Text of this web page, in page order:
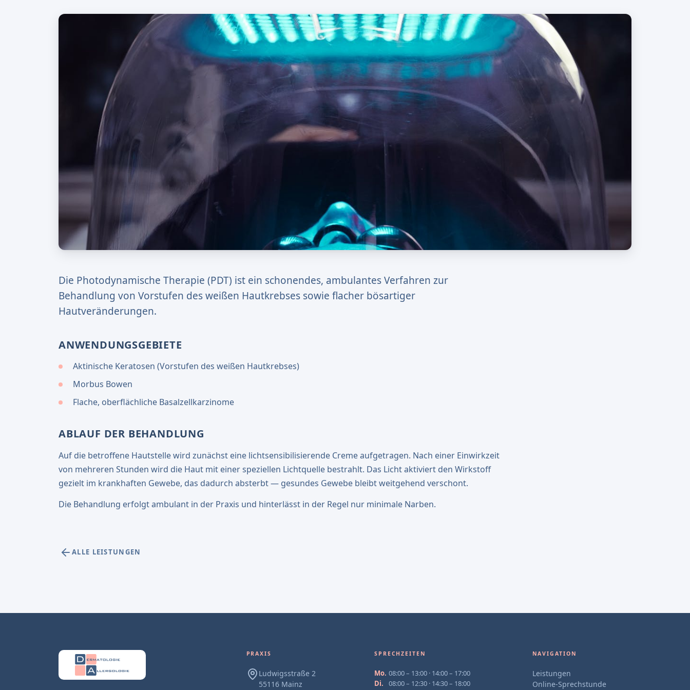
Die Photodynamische Therapie (PDT) ist ein schonendes, ambulantes Verfahren zur
Behandlung von Vorstufen des weißen Hautkrebses sowie flacher bösartiger
Hautveränderungen.
ANWENDUNGSGEBIETE
Aktinische Keratosen (Vorstufen des weißen Hautkrebses)
Morbus Bowen
Flache, oberflächliche Basalzellkarzinome
ABLAUF DER BEHANDLUNG
Auf die betroffene Hautstelle wird zunächst eine lichtsensibilisierende Creme aufgetragen. Nach einer Einwirkzeit
von mehreren Stunden wird die Haut mit einer speziellen Lichtquelle bestrahlt. Das Licht aktiviert den Wirkstoff
gezielt im krankhaften Gewebe, das dadurch absterbt — gesundes Gewebe bleibt weitgehend verschont.
Die Behandlung erfolgt ambulant in der Praxis und hinterlässt in der Regel nur minimale Narben.
ALLE LEISTUNGEN
PRAXIS
Ludwigsstraße 2
55116 Mainz
SPRECHZEITEN
Mo. 08:00 – 13:00 · 14:00 – 17:00
Di.
08:00 – 12:30 · 14:30 – 18:00
NAVIGATION
Leistungen
Online-Sprechstunde